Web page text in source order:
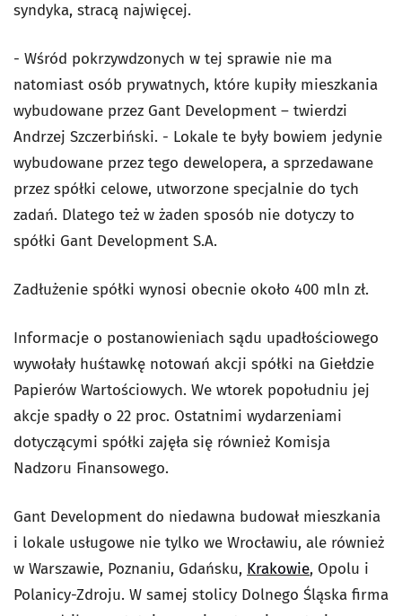
syndyka, stracą najwięcej.
- Wśród pokrzywdzonych w tej sprawie nie ma
natomiast osób prywatnych, które kupiły mieszkania
wybudowane przez Gant Development – twierdzi
Andrzej Szczerbiński. - Lokale te były bowiem jedynie
wybudowane przez tego dewelopera, a sprzedawane
przez spółki celowe, utworzone specjalnie do tych
zadań. Dlatego też w żaden sposób nie dotyczy to
spółki Gant Development S.A.
Zadłużenie spółki wynosi obecnie około 400 mln zł.
Informacje o postanowieniach sądu upadłościowego
wywołały huśtawkę notowań akcji spółki na Giełdzie
Papierów Wartościowych. We wtorek popołudniu jej
akcje spadły o 22 proc. Ostatnimi wydarzeniami
dotyczącymi spółki zajęła się również Komisja
Nadzoru Finansowego.
Gant Development do niedawna budował mieszkania
i lokale usługowe nie tylko we Wrocławiu, ale również
w Warszawie, Poznaniu, Gdańsku, Krakowie, Opolu i
Polanicy-Zdroju. W samej stolicy Dolnego Śląska firma